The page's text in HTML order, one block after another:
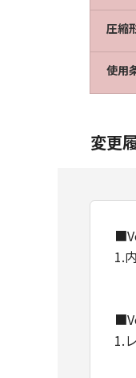
圧縮
使用
変更
1.
1.